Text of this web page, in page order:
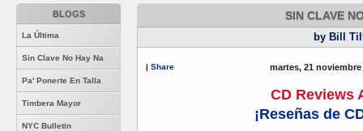
BLOGS
La Última
Sin Clave No Hay Na
Pa' Ponerte En Talla
Timbera Mayor
NYC Bulletin
SIN CLAVE
by Bill
| Share martes, 21 noviembre
CD Reviews
¡Reseñas de